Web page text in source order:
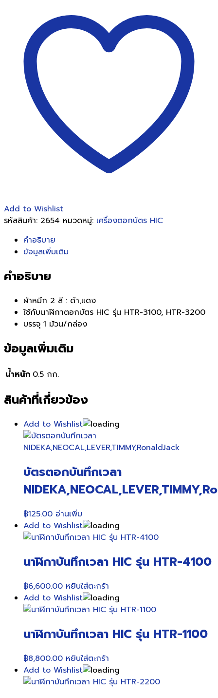
VERTEX
1000/3000
Add to Wishlist
รหัสสินค้า: 2654 หมวดหมู่: เครื่องตอกบัตร HIC
คำอธิบาย
ข้อมูลเพิ่มเติม
คำอธิบาย
ผ้าหมึก 2 สี : ดำ,แดง
ใช้กับนาฬิกาตอกบัตร HIC รุ่น HTR-3100, HTR-3200
บรรจุ 1 ม้วน/กล่อง
ข้อมูลเพิ่มเติม
น้ำหนัก 0.5 กก.
สินค้าที่เกี่ยวข้อง
Add to Wishlist
บัตรตอกบันทึกเวลา
฿125.00 อ่านเพิ่ม
Add to Wishlist
นาฬิกาบันทึกเวลา HIC รุ่น HTR-4100
฿6,600.00 หยิบใส่ตะกร้า
Add to Wishlist
นาฬิกาบันทึกเวลา HIC รุ่น HTR-1100
฿8,800.00 หยิบใส่ตะกร้า
Add to Wishlist